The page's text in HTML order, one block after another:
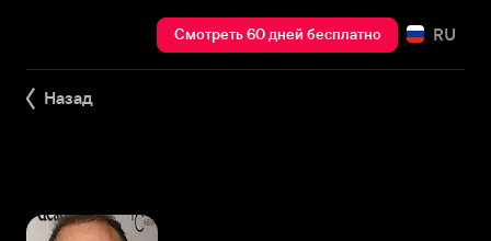
Смотреть 60 дней бесплатно RU
Назад